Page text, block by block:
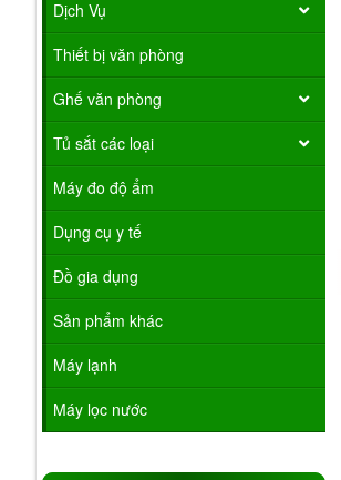
Dịch Vụ
Thiết bị văn phòng
Ghế văn phòng
Tủ sắt các loại
Máy đo độ ẩm
Dụng cụ y tế
Đồ gia dụng
Sản phẩm khác
Máy lạnh
Máy lọc nước